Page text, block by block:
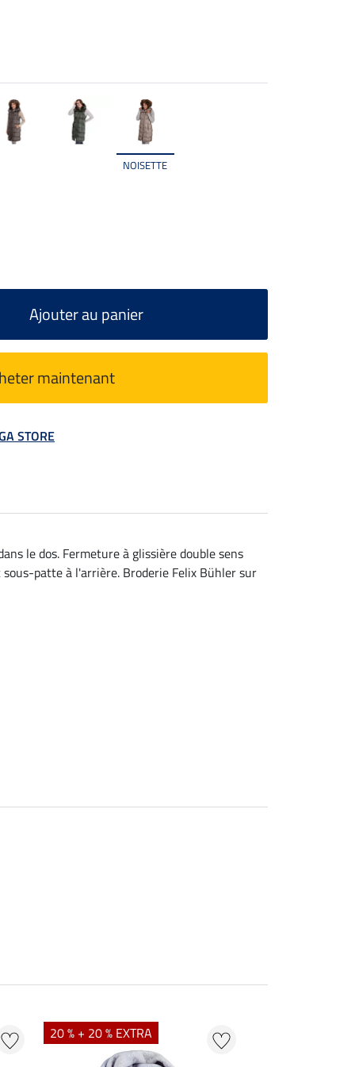
NOISETTE
Ajouter au panier
maintenant
STORE
le dos. Fermeture à glissière double sens
sous-patte à l'arrière. Broderie Felix Bühler sur
20 % + 20 % EXTRA